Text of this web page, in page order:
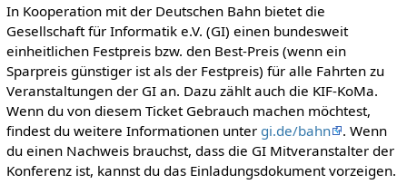
In Kooperation mit der Deutschen Bahn bietet die
Gesellschaft für Informatik e.V. (GI) einen bundesweit
einheitlichen Festpreis bzw. den Best-Preis (wenn ein
Sparpreis günstiger ist als der Festpreis) für alle Fahrten zu
Veranstaltungen der GI an. Dazu zählt auch die KIF-KoMa.
Wenn du von diesem Ticket Gebrauch machen möchtest,
findest du weitere Informationen unter gi.de/bahn
. Wenn
du einen Nachweis brauchst, dass die GI Mitveranstalter der
Konferenz ist, kannst du das Einladungsdokument vorzeigen.